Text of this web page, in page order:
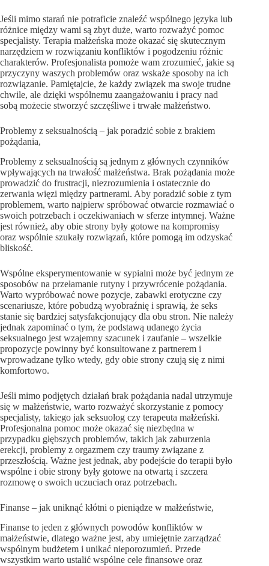
Jeśli mimo starań nie potraficie znaleźć wspólnego języka lub
różnice między wami są zbyt duże, warto rozważyć pomoc
specjalisty. Terapia małżeńska może okazać się skutecznym
narzędziem w rozwiązaniu konfliktów i pogodzeniu różnic
charakterów. Profesjonalista pomoże wam zrozumieć, jakie są
przyczyny waszych problemów oraz wskaże sposoby na ich
rozwiązanie. Pamiętajcie, że każdy związek ma swoje trudne
chwile, ale dzięki wspólnemu zaangażowaniu i pracy nad
sobą możecie stworzyć szczęśliwe i trwałe małżeństwo.
Problemy z seksualnością – jak poradzić sobie z brakiem
pożądania,
Problemy z seksualnością są jednym z głównych czynników
wpływających na trwałość małżeństwa. Brak pożądania może
prowadzić do frustracji, niezrozumienia i ostatecznie do
zerwania więzi między partnerami. Aby poradzić sobie z tym
problemem, warto najpierw spróbować otwarcie rozmawiać o
swoich potrzebach i oczekiwaniach w sferze intymnej. Ważne
jest również, aby obie strony były gotowe na kompromisy
oraz wspólnie szukały rozwiązań, które pomogą im odzyskać
bliskość.
Wspólne eksperymentowanie w sypialni może być jednym ze
sposobów na przełamanie rutyny i przywrócenie pożądania.
Warto wypróbować nowe pozycje, zabawki erotyczne czy
scenariusze, które pobudzą wyobraźnię i sprawią, że seks
stanie się bardziej satysfakcjonujący dla obu stron. Nie należy
jednak zapominać o tym, że podstawą udanego życia
seksualnego jest wzajemny szacunek i zaufanie – wszelkie
propozycje powinny być konsultowane z partnerem i
wprowadzane tylko wtedy, gdy obie strony czują się z nimi
komfortowo.
Jeśli mimo podjętych działań brak pożądania nadal utrzymuje
się w małżeństwie, warto rozważyć skorzystanie z pomocy
specjalisty, takiego jak seksuolog czy terapeuta małżeński.
Profesjonalna pomoc może okazać się niezbędna w
przypadku głębszych problemów, takich jak zaburzenia
erekcji, problemy z orgazmem czy traumy związane z
przeszłością. Ważne jest jednak, aby podejście do terapii było
wspólne i obie strony były gotowe na otwartą i szczera
rozmowę o swoich uczuciach oraz potrzebach.
Finanse – jak uniknąć kłótni o pieniądze w małżeństwie,
Finanse to jeden z głównych powodów konfliktów w
małżeństwie, dlatego ważne jest, aby umiejętnie zarządzać
wspólnym budżetem i unikać nieporozumień. Przede
wszystkim warto ustalić wspólne cele finansowe oraz